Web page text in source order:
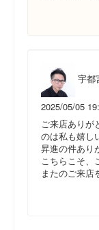
宇都
2025/05/05
ご来店ありが
のは私も嬉し
昇進の件あり
こちらこそ、
またのご来店